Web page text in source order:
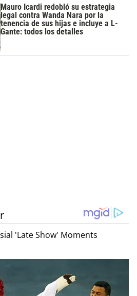
Mauro Icardi redobló su estrategia
legal contra Wanda Nara por la
tenencia de sus hijas e incluye a L-
Gante: todos los detalles